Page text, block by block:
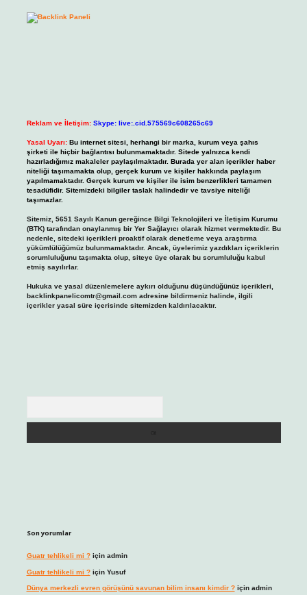
Reklam ve İletişim: Skype: live:.cid.575569c608265c69
Yasal Uyarı: Bu internet sitesi, herhangi bir marka, kurum veya şahıs
şirketi ile hiçbir bağlantısı bulunmamaktadır. Sitede yalnızca kendi
hazırladığımız makaleler paylaşılmaktadır. Burada yer alan içerikler haber
niteliği taşımamakta olup, gerçek kurum ve kişiler hakkında paylaşım
yapılmamaktadır. Gerçek kurum ve kişiler ile isim benzerlikleri tamamen
tesadüfidir. Sitemizdeki bilgiler taslak halindedir ve tavsiye niteliği
taşımazlar.
Sitemiz, 5651 Sayılı Kanun gereğince Bilgi Teknolojileri ve İletişim Kurumu
(BTK) tarafından onaylanmış bir Yer Sağlayıcı olarak hizmet vermektedir. Bu
nedenle, sitedeki içerikleri proaktif olarak denetleme veya araştırma
yükümlülüğümüz bulunmamaktadır. Ancak, üyelerimiz yazdıkları içeriklerin
sorumluluğunu taşımakta olup, siteye üye olarak bu sorumluluğu kabul
etmiş sayılırlar.
Hukuka ve yasal düzenlemelere aykırı olduğunu düşündüğünüz içerikleri,
backlinkpanelicomtr@gmail.comadresine bildirmeniz halinde, ilgili
içerikler yasal süre içerisinde sitemizden kaldırılacaktır.
Son yorumlar
Guatr tehlikeli mi ?için admin
Guatr tehlikeli mi ?için Yusuf
Dünya merkezli evren görüşünü savunan bilim insanı kimdir ?için admin